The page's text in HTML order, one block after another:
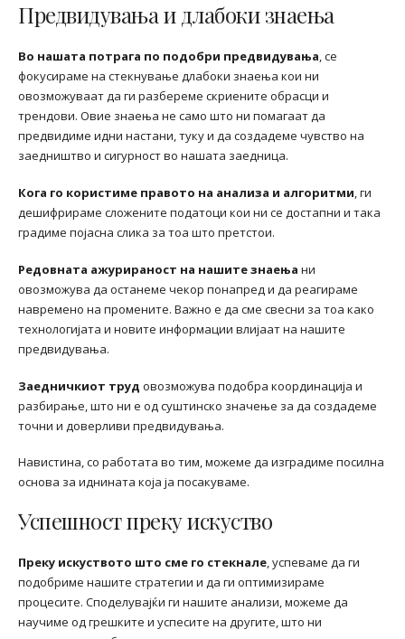
Предвидувања и длабоки знаења
Во нашата потрага по подобри предвидувања, се
фокусираме на стекнување длабоки знаења кои ни
овозможуваат да ги разбереме скриените обрасци и
трендови. Овие знаења не само што ни помагаат да
предвидиме идни настани, туку и да создадеме чувство на
заедништво и сигурност во нашата заедница.
Кога го користиме правото на анализа и алгоритми, ги
дешифрираме сложените податоци кои ни се достапни и така
градиме појасна слика за тоа што претстои.
Редовната ажурираност на нашите знаења ни
овозможува да останеме чекор понапред и да реагираме
навремено на промените. Важно е да сме свесни за тоа како
технологијата и новите информации влијаат на нашите
предвидувања.
Заедничкиот труд овозможува подобра координација и
разбирање, што ни е од суштинско значење за да создадеме
точни и доверливи предвидувања.
Навистина, со работата во тим, можеме да изградиме посилна
основа за иднината која ја посакуваме.
Успешност преку искуство
Преку искуството што сме го стекнале, успеваме да ги
подобриме нашите стратегии и да ги оптимизираме
процесите. Споделувајќи ги нашите анализи, можеме да
научиме од грешките и успесите на другите, што ни